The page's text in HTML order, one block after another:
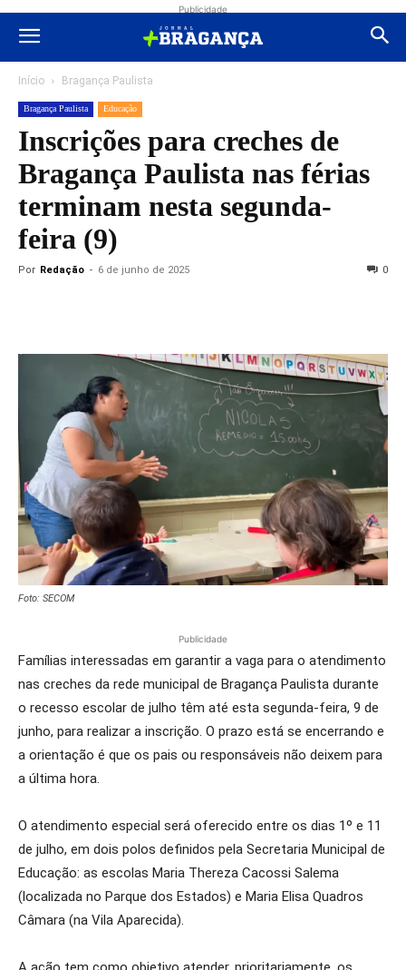
Publicidade
Início Bragança Paulista
Bragança Paulista Educação
Inscrições para creches de
Bragança Paulista nas férias
terminam nesta segunda-
feira (9)
Por Redação - 6 de junho de 2025 0
Foto: SECOM
Publicidade
Famílias interessadas em garantir a vaga para o atendimento
nas creches da rede municipal de Bragança Paulista durante
o recesso escolar de julho têm até esta segunda-feira, 9 de
junho, para realizar a inscrição. O prazo está se encerrando e
a orientação é que os pais ou responsáveis não deixem para
a última hora.
O atendimento especial será oferecido entre os dias 1º e 11
de julho, em dois polos definidos pela Secretaria Municipal de
Educação: as escolas Maria Thereza Cacossi Salema
(localizada no Parque dos Estados) e Maria Elisa Quadros
Câmara (na Vila Aparecida).